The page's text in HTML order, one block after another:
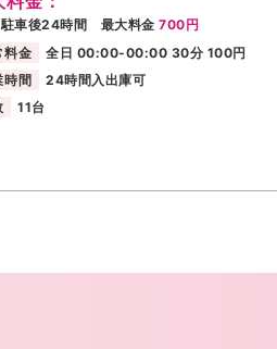
車後24時間 最大料金 700円
料金
全日 00:00-00:00 30分 100円
時間
24時間入出庫可
11台